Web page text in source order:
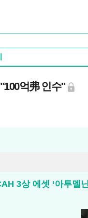
억弗 인수"
3상 에셋 ‘아투멜